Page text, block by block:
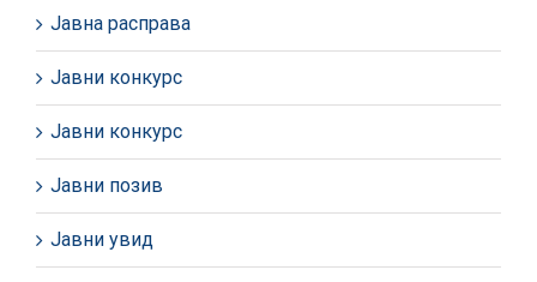
Јавна расправа
Јавни конкурс
Јавни конкурс
Јавни позив
Јавни увид